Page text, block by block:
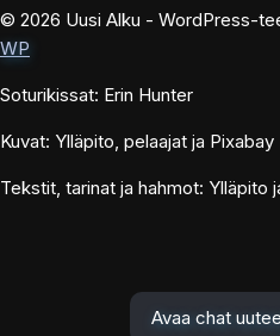
© 2026 Uusi Alku - WordPress-
WP
Soturikissat: Erin Hunter
Kuvat: Ylläpito, pelaajat ja Pixabay
Tekstit, tarinat ja hahmot: Ylläpito
Avaa chat